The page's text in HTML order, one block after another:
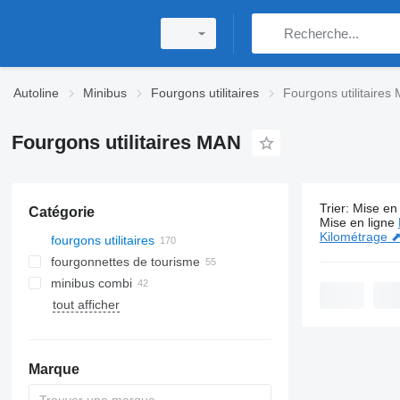
Autoline Minibus Fourgons utilitaires Fourgons utilitaires
Fourgons utilitaires MAN
Catégorie
fourgons utilitaires
fourgonnettes de tourisme
minibus combi
tout afficher
Marque
170
Trier: Mise
Mise en ligne
Kilométrage ⬈